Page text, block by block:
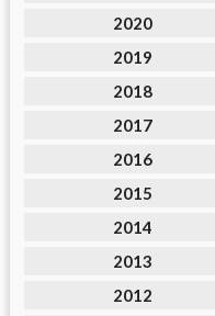
2020
2019
2018
2017
2016
2015
2014
2013
2012